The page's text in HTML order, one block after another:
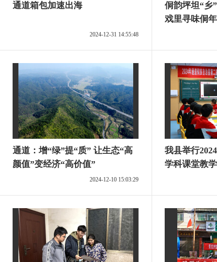
通道箱包加速出海
2024-12-31 14:55:48
侗韵坪坦“乡
戏里寻味侗年
通道：增“绿”提“质” 让生态“高
颜值”变经济“高价值”
2024-12-10 15:03:29
我县举行
学科课堂教